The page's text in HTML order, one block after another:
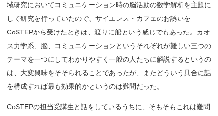
域研究においてコミュニケーション時の脳活動の数学解析を主題に
して研究を行っていたので、サイエンス・カフェのお誘いを
CoSTEPから受けたときは、渡りに船という感じでもあった。カオ
ス力学系、脳、コミュニケーションというそれぞれが難しい三つの
テーマを一つにしてわかりやすく一般の人たちに解説するというの
は、大変興味をそそられることであったが、またどういう具合に話
を構成すれば最も効果的かというのは難問だった。
CoSTEPの担当受講生と話をしているうちに、そもそもこれは難問